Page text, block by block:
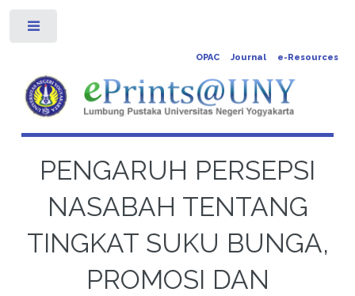
OPAC Journal e-Resources
PENGARUH PERSEPSI
NASABAH TENTANG
TINGKAT SUKU BUNGA,
PROMOSI DAN